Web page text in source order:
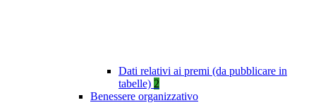
Dati relativi ai premi (da pubblicare in
tabelle) 2
Benessere organizzativo